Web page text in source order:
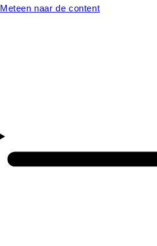
Meteen naar de content